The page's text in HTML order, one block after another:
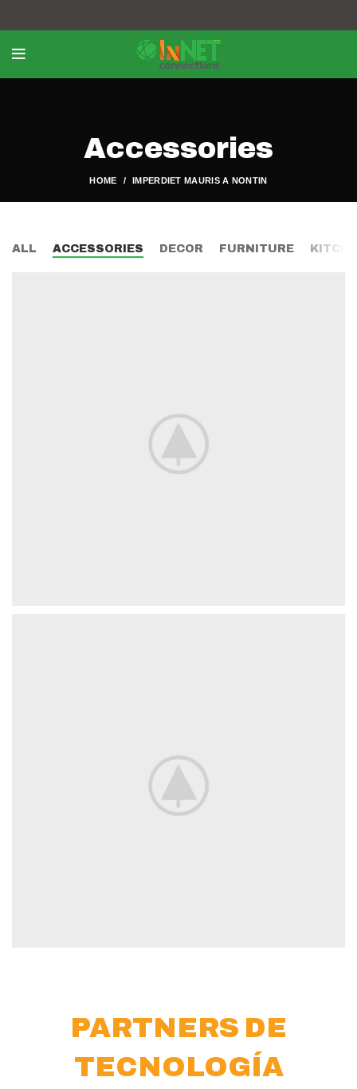
Accessories
HOME IMPERDIET MAURIS A NONTIN
ALL ACCESSORIES DECOR FURNITURE
PARTNERS DE
TECNOLOGÍA